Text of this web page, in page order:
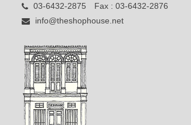
03-6432-2875 Fax : 03-6432-2876
info@theshophouse.net